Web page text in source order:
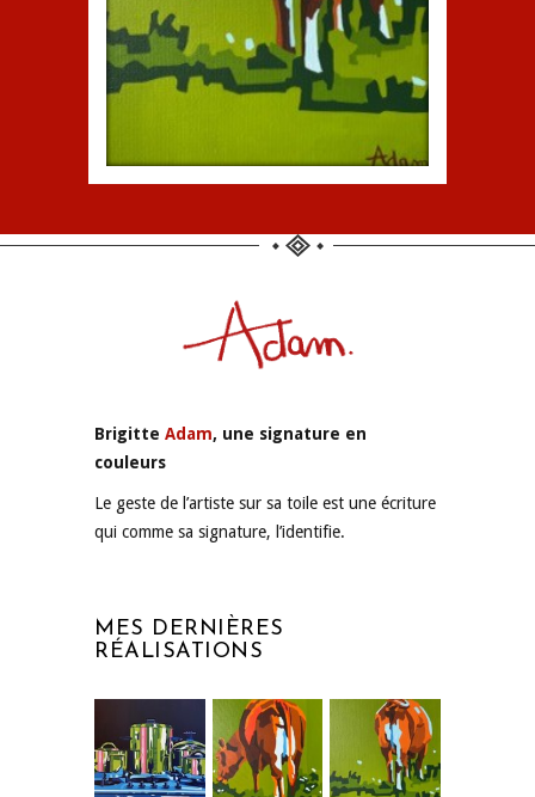
Brigitte Adam, une signature en
couleurs
Le geste de l’artiste sur sa toile est une écriture
qui comme sa signature, l’identifie.
MES DERNIÈRES
RÉALISATIONS